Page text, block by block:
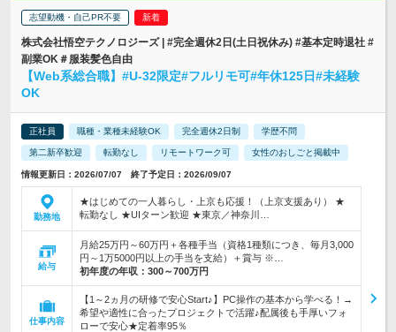
志望動機・自己PR不要
株式会社悟空テクノロジーズ | #完全週休2日(土日祝休み) #基本定時退社 #
副業OK＃服装髪色自由
【Web系総合職】#U-32限定#フルリモ可#年休125日#未経験
OK
正社員 職種・業種未経験OK 完全週休2日制 学歴不問
第二新卒歓迎 転勤なし リモートワーク可 女性のおしごと掲載中
情報更新日：2026/07/07 終了予定日：2026/09/07
勤務地
★はじめての一人暮らし・上京も応援！（上京支援あり） ★
転勤なし ★UIターン歓迎 ★東京／神奈川…
給与
月給25万円～60万円＋各種手当（資格1種類につき、毎月3,000
円～1万5000円以上の手当を支給）＋賞与 ※…
初年度の年収： 300～700万円
仕事内容
【1～2ヵ月の研修で安心Start♪】PC操作の基本から学べる！→
希望や適性に合ったプロジェクトで活躍♪配属後も手厚いフォ
ローで安心★定着率95％